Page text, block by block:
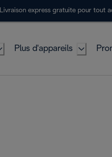
Livraison express gratuite pour tout
Plus d'appareils